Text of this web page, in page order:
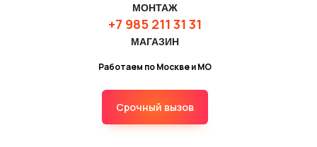
МОНТАЖ
+7 985 211 31 31
МАГАЗИН
Работаем по Москве и МО
Срочный вызов